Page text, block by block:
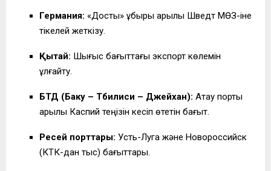
Германия: «Достық» құбыры арқылы Шведт МӨЗ-іне
тікелей жеткізу.
Қытай: Шығыс бағыттағы экспорт көлемін
ұлғайту.
БТД (Баку – Тбилиси – Джейхан): Ақтау порты
арқылы Каспий теңізін кесіп өтетін бағыт.
Ресей порттары: Усть-Луга және Новороссийск
(КТК-дан тыс) бағыттары.